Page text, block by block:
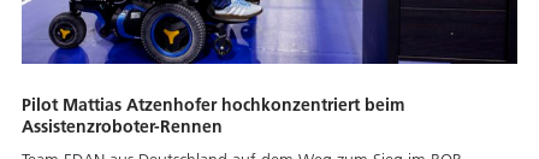
Pilot Mattias Atzenhofer hochkonzentriert beim
Assistenzroboter-Rennen